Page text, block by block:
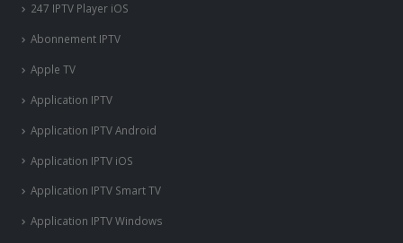
247 IPTV Player iOS
Abonnement IPTV
Apple TV
Application IPTV
Application IPTV Android
Application IPTV iOS
Application IPTV Smart TV
Application IPTV Windows